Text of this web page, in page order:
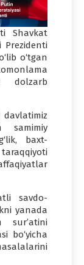
Shavkat
Prezidenti
o‘tgan
dolzarb
davlatimiz
baxt-
savdo-
yanada
sur’atini
bo‘yicha